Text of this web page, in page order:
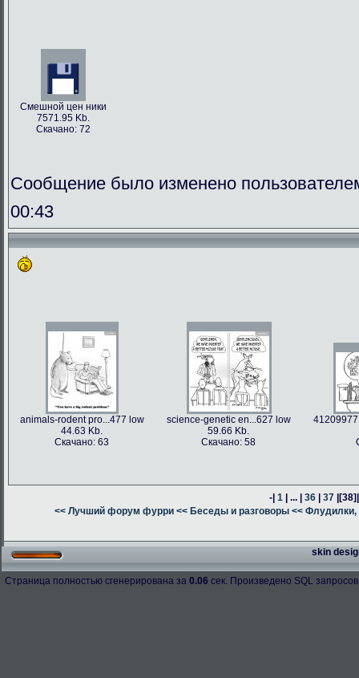
Смешной цен ники
7571.95 Kb.
Скачано: 72
Сообщение было изменено
00:43
animals-rodent pro...477 low
44.63 Kb.
Скачано: 63
science-genetic en...627 low
59.66 Kb.
Скачано: 58
-| 1 | ... | 36 | 37 |[38]
<< Лучший форум фурри << Беседы и разговоры << Флудилки,
skin
Страница полностью сгенерирована за 0.06 сек. Произведено SQL